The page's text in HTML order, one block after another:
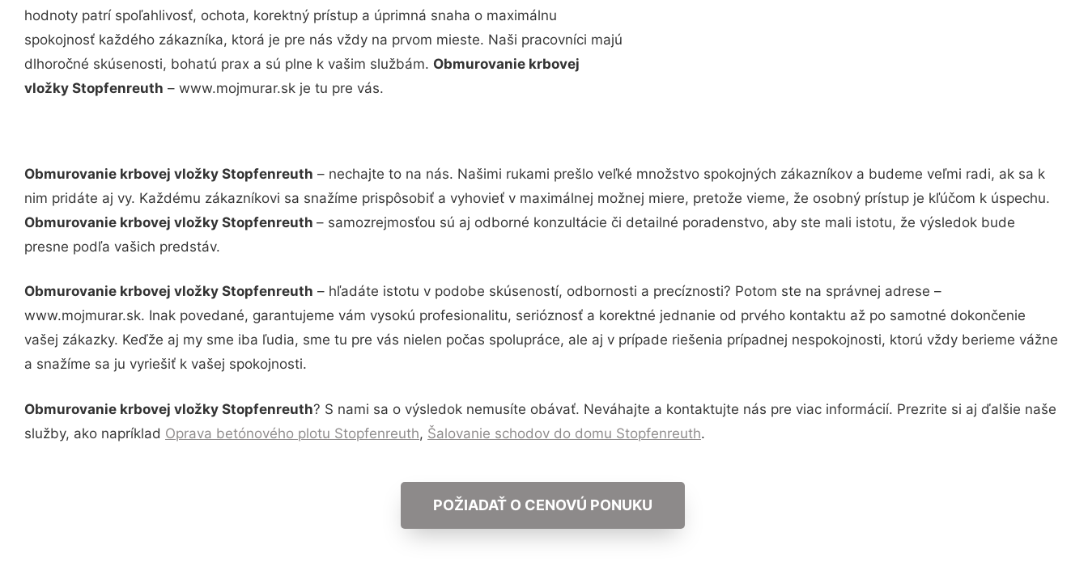
hodnoty patrí spoľahlivosť, ochota, korektný prístup a úprimná snaha o maximálnu
spokojnosť každého zákazníka, ktorá je pre nás vždy na prvom mieste. Naši pracovníci majú
dlhoročné skúsenosti, bohatú prax a sú plne k vašim službám. Obmurovanie krbovej
vložky Stopfenreuth – www.mojmurar.sk je tu pre vás.
Obmurovanie krbovej vložky Stopfenreuth – nechajte to na nás. Našimi rukami prešlo veľké množstvo spokojných zákazníkov a budeme veľmi radi, ak sa k
nim pridáte aj vy. Každému zákazníkovi sa snažíme prispôsobiť a vyhovieť v maximálnej možnej miere, pretože vieme, že osobný prístup je kľúčom k úspechu.
Obmurovanie krbovej vložky Stopfenreuth – samozrejmosťou sú aj odborné konzultácie či detailné poradenstvo, aby ste mali istotu, že výsledok bude
presne podľa vašich predstáv.
Obmurovanie krbovej vložky Stopfenreuth – hľadáte istotu v podobe skúseností, odbornosti a precíznosti? Potom ste na správnej adrese –
www.mojmurar.sk. Inak povedané, garantujeme vám vysokú profesionalitu, serióznosť a korektné jednanie od prvého kontaktu až po samotné dokončenie
vašej zákazky. Keďže aj my sme iba ľudia, sme tu pre vás nielen počas spolupráce, ale aj v prípade riešenia prípadnej nespokojnosti, ktorú vždy berieme vážne
a snažíme sa ju vyriešiť k vašej spokojnosti.
Obmurovanie krbovej vložky Stopfenreuth? S nami sa o výsledok nemusíte obávať. Neváhajte a kontaktujte nás pre viac informácií. Prezrite si aj ďalšie naše
služby, ako napríklad Oprava betónového plotu Stopfenreuth, Šalovanie schodov do domu Stopfenreuth.
POŽIADAŤ O CENOVÚ PONUKU